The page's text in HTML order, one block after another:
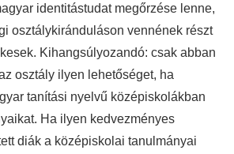
identitástudat megőrzése lenne,
osztálykiránduláson vennének részt
Kihangsúlyozandó: csak abban
osztály ilyen lehetőséget, ha
tanítási nyelvű középiskolákban
Ha ilyen kedvezményes
diák a középiskolai tanulmányai